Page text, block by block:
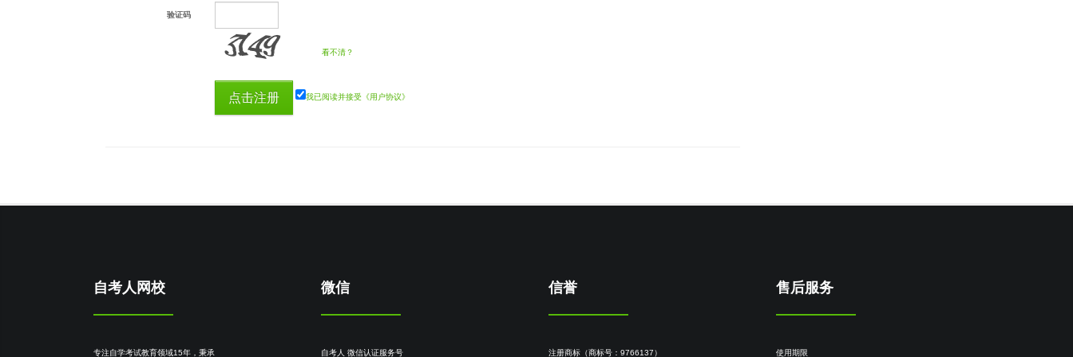
验证码
看不清？
我已阅读并接受《用户协议》
自考人网校
专注自学考试教育领域15年，秉承
微信
自考人 微信认证服务号
信誉
注册商标（商标号：9766137）
售后服务
使用期限